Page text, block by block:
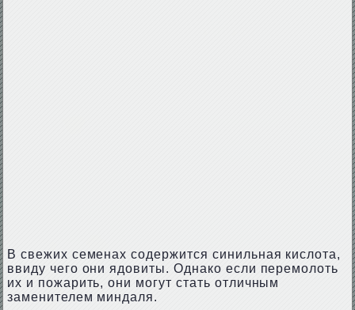
В свежих семенах содержится синильная кислота,
ввиду чего они ядовиты. Однако если перемолоть
их и пожарить, они могут стать отличным
заменителем миндаля.